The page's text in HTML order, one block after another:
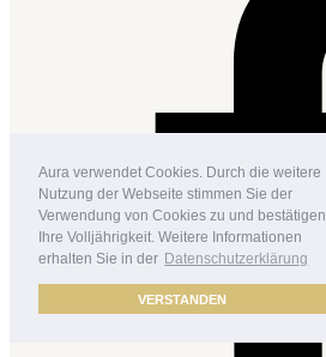
Aura verwendet Cookies. Durch die weitere
Nutzung der Webseite stimmen Sie der
Verwendung von Cookies zu und bestätigen
Ihre Volljährigkeit. Weitere Informationen
erhalten Sie in der Datenschutzerklärung
VERSTANDEN